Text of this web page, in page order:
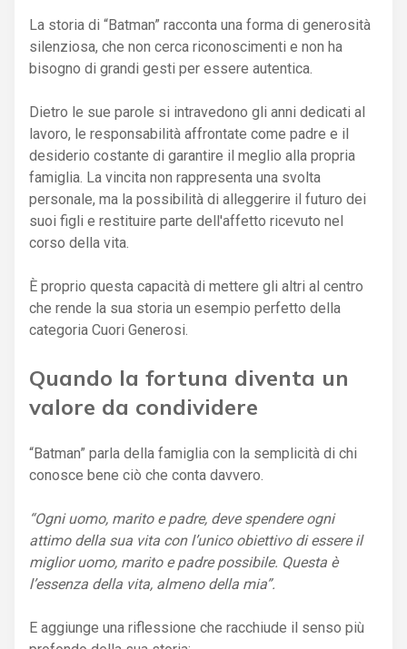
La storia di “Batman” racconta una forma di generosità
silenziosa, che non cerca riconoscimenti e non ha
bisogno di grandi gesti per essere autentica.
Dietro le sue parole si intravedono gli anni dedicati al
lavoro, le responsabilità affrontate come padre e il
desiderio costante di garantire il meglio alla propria
famiglia. La vincita non rappresenta una svolta
personale, ma la possibilità di alleggerire il futuro dei
suoi figli e restituire parte dell'affetto ricevuto nel
corso della vita.
È proprio questa capacità di mettere gli altri al centro
che rende la sua storia un esempio perfetto della
categoria Cuori Generosi.
Quando la fortuna diventa un
valore da condividere
“Batman” parla della famiglia con la semplicità di chi
conosce bene ciò che conta davvero.
“Ogni uomo, marito e padre, deve spendere ogni
attimo della sua vita con l’unico obiettivo di essere il
miglior uomo, marito e padre possibile. Questa è
l’essenza della vita, almeno della mia”.
E aggiunge una riflessione che racchiude il senso più